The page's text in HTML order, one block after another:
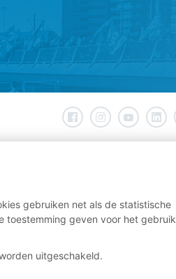
gebruiken net als de statistische
toestemming geven voor het gebruik
uitgeschakeld.